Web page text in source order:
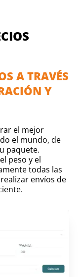
A TRAVÉS
Y
el mejor
el mundo, de
paquete.
peso y el
todas las
envíos de